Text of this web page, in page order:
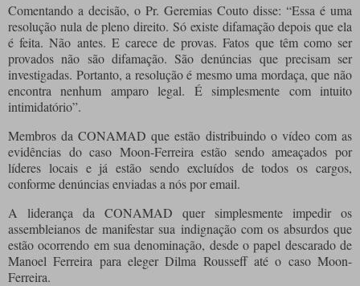
Comentando a decisão, o Pr. Geremias Couto disse: “Essa é uma
resolução nula de pleno direito. Só existe difamação depois que ela
é feita. Não antes. E carece de provas. Fatos que têm como ser
provados não são difamação. São denúncias que precisam ser
investigadas. Portanto, a resolução é mesmo uma mordaça, que não
encontra nenhum amparo legal. É simplesmente com intuito
intimidatório”.
Membros da CONAMAD que estão distribuindo o vídeo com as
evidências do caso Moon-Ferreira estão sendo ameaçados por
líderes locais e já estão sendo excluídos de todos os cargos,
conforme denúncias enviadas a nós por email.
A liderança da CONAMAD quer simplesmente impedir os
assembleianos de manifestar sua indignação com os absurdos que
estão ocorrendo em sua denominação, desde o papel descarado de
Manoel Ferreira para eleger Dilma Rousseff até o caso Moon-
Ferreira.